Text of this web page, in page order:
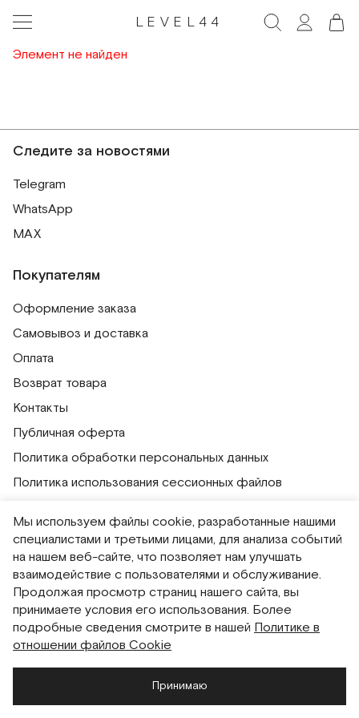
LEVEL44
Элемент не найден
Следите за новостями
Telegram
WhatsApp
MAX
Покупателям
Оформление заказа
Самовывоз и доставка
Оплата
Возврат товара
Контакты
Публичная оферта
Политика обработки персональных данных
Политика использования сессионных файлов
Согласие на обработку персональных данных
Система привилегий
Русский English
Мы используем файлы cookie, разработанные нашими
специалистами и третьими лицами, для анализа событий
на нашем веб-сайте, что позволяет нам улучшать
взаимодействие с пользователями и обслуживание.
Продолжая просмотр страниц нашего сайта, вы
принимаете условия его использования. Более
подробные сведения смотрите в нашей Политике в
отношении файлов Cookie
Принимаю